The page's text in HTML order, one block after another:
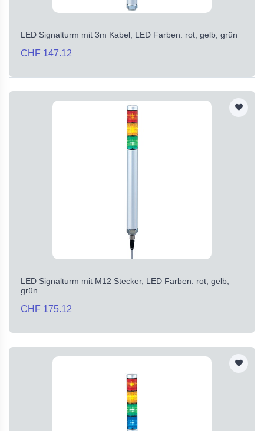
LED Signalturm mit 3m Kabel, LED Farben: rot, gelb, grün
CHF 147.12
LED Signalturm mit M12 Stecker, LED Farben: rot, gelb,
grün
CHF 175.12